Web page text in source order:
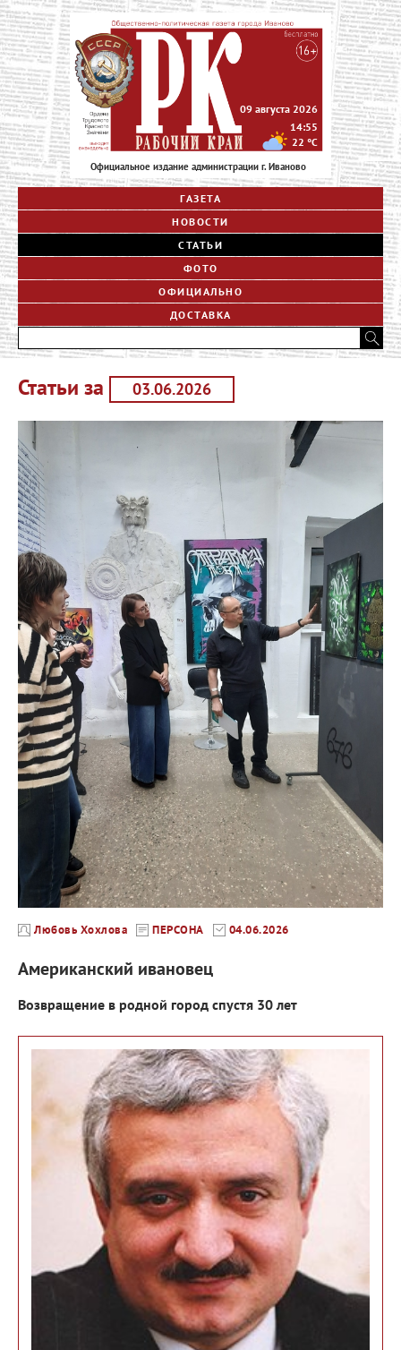
Официальное издание администрации г. Иваново
09 августа 2026
14:55
22 °C
ГАЗЕТА
НОВОСТИ
СТАТЬИ
ФОТО
ОФИЦИАЛЬНО
ДОСТАВКА
Статьи за
Любовь Хохлова ПЕРСОНА 04.06.2026
Американский ивановец
Возвращение в родной город спустя 30 лет